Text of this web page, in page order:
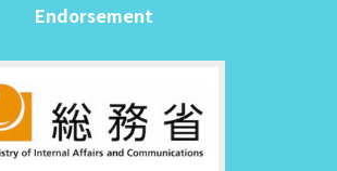
Endorsement